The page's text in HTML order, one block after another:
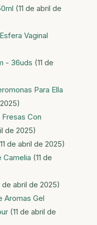
(11 de abril de
Vaginal
- 36uds (11 de
Para Ella
Con
de 2025)
de abril de 2025)
Camelia (11 de
de abril de 2025)
Aromas Gel
(11 de abril de